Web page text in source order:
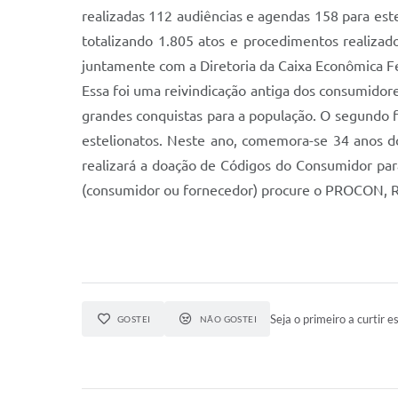
realizadas 112 audiências e agendas 158 para
totalizando 1.805 atos e procedimentos
juntamente com a Diretoria da Caixa Econômica
Essa foi uma reivindicação antiga dos
grandes conquistas para a população. O
estelionatos. Neste ano, comemora-se 34 anos
realizará a doação de Códigos do Consumidor
(consumidor ou fornecedor) procure o PROCON,
GOSTEI NÃO GOSTEI Seja o primeiro a curtir